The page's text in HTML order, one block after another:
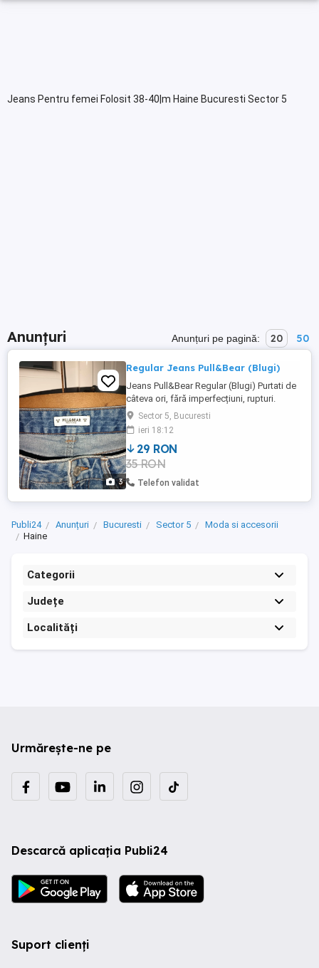
Jeans Pentru femei Folosit 38-40|m Haine Bucuresti Sector 5
Anunțuri Anunțuri pe pagină: 20 50
3
Regular Jeans Pull&Bear (Blugi)
Jeans Pull&Bear Regular (Blugi) Purtati de
câteva ori, fără imperfecțiuni, rupturi.
Culoare: Albastru Denim Mărime: 38 Preț:
29 Lei (Negociabil)
Sector 5, Bucuresti
ieri 18:12
29 RON
35 RON
Telefon validat
Publi24 Anunțuri Bucuresti Sector 5
Moda si accesorii
Haine
Categorii
Județe
Localități
Urmărește-ne pe
Descarcă aplicația Publi24
Suport clienți